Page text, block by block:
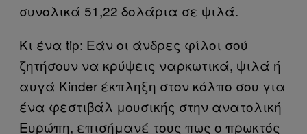
συνολικά 51,22 δολάρια σε ψιλά.
Κι ένα tip: Εάν οι άνδρες φίλοι σού
ζητήσουν να κρύψεις ναρκωτικά, ψιλά ή
αυγά Kinder έκπληξη στον κόλπο σου για
ένα φεστιβάλ μουσικής στην ανατολική
Ευρώπη, επισήμανέ τους πως ο πρωκτός